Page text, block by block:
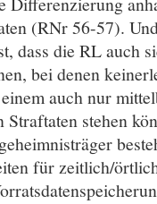
(RNr 56-57).
dass die RL auch
bei denen
auch nur
Straftaten stehen
für zeitlich/